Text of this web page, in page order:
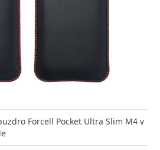
Forcell Pocket Ultra Slim M4 v